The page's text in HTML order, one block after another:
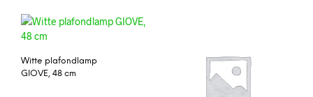
Witte plafondlamp
GIOVE, 48 cm